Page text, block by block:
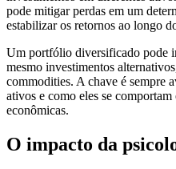
pode mitigar perdas em um
estabilizar os retornos ao longo
Um portfólio diversificado pode
mesmo investimentos
commodities. A chave é sempre
ativos e como eles se
econômicas.
O impacto da